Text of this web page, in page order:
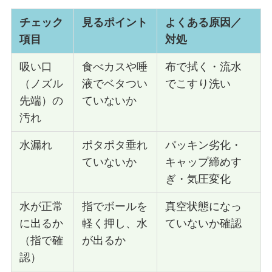
チェック
項目
見るポイント
よくある原因／
対処
吸い口
（ノズル
先端）の
汚れ
食べカスや唾
液でベタつい
ていないか
布で拭く・流水
でこすり洗い
水漏れ
ポタポタ垂れ
ていないか
パッキン劣化・
キャップ締めす
ぎ・気圧変化
水が正常
に出るか
（指で確
認）
指でボールを
軽く押し、水
が出るか
真空状態になっ
ていないか確認